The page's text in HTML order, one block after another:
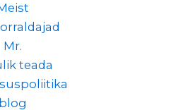
Mr.
teada
blog